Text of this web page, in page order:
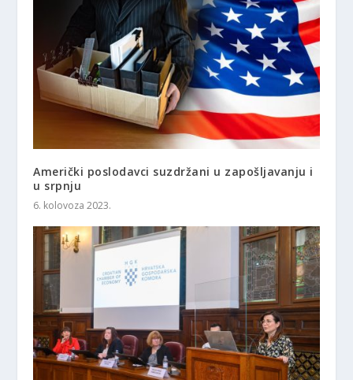
Američki poslodavci suzdržani u zapošljavanju i
u srpnju
6. kolovoza 2023.